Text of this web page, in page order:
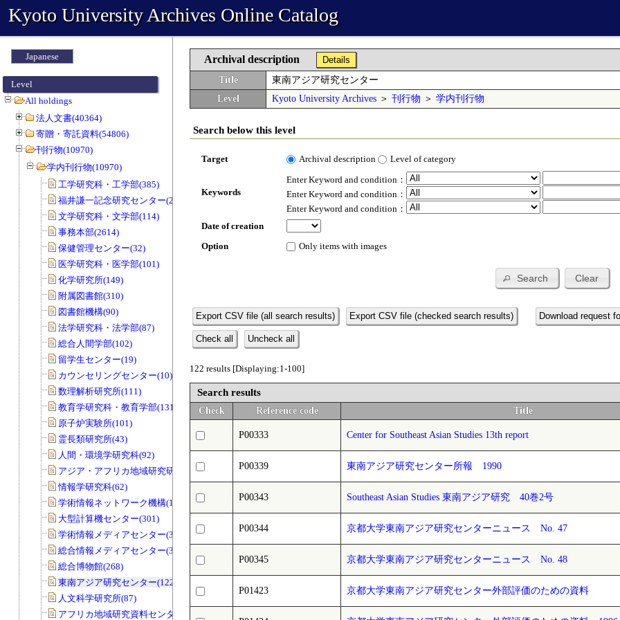
Kyoto University Archives Online Catalog
Japanese
Level
All holdings
法人文書(40364)
寄贈・寄託資料(54806)
刊行物(10970)
学内刊行物(10970)
工学研究科・工学部(385)
福井謙一記念研究センター(20)
文学研究科・文学部(114)
事務本部(2614)
保健管理センター(32)
医学研究科・医学部(101)
化学研究所(149)
附属図書館(310)
図書館機構(90)
法学研究科・法学部(87)
総合人間学部(102)
留学生センター(19)
カウンセリングセンター(10)
数理解析研究所(111)
教育学研究科・教育学部(131)
原子炉実験所(101)
霊長類研究所(43)
人間・環境学研究科(92)
アジア・アフリカ地域研究研究科(33)
情報学研究科(62)
学術情報ネットワーク機構(11)
大型計算機センター(301)
学術情報メディアセンター(39)
総合情報メディアセンター(33)
総合博物館(268)
東南アジア研究センター(122)
人文科学研究所(87)
アフリカ地域研究資料センター(79)
Archival description
Details
Title
東南アジア研究センター
Level
Kyoto University Archives ＞ 刊行物 ＞ 学内刊行物
Search below this level
Target Archival description Level of category
Keywords
Enter Keyword and condition：
Enter Keyword and condition：
Enter Keyword and condition：
Date of creation
Option
Only items with images
Search Clear
Export CSV file (all search results) Export CSV file (checked search results) Download request
Check all
Uncheck all
122 results [Displaying:1-100]
Search results
Check Reference code Title
P00333 Center for Southeast Asian Studies 13th report
P00339 東南アジア研究センター所報 1990
P00343 Southeast Asian Studies 東南アジア研究 40巻2号
P00344 京都大学東南アジア研究センターニュース No. 47
P00345 京都大学東南アジア研究センターニュース No. 48
P01423 京都大学東南アジア研究センター外部評価のための資料